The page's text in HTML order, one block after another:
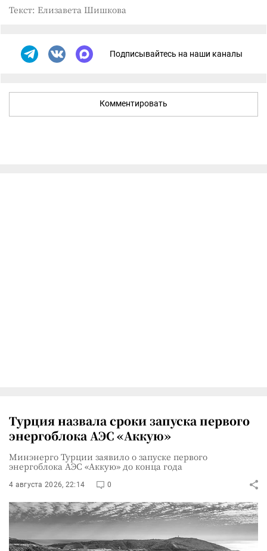
Текст: Елизавета Шишкова
Подписывайтесь на наши каналы
Комментировать
Турция назвала сроки запуска первого
энергоблока АЭС «Аккую»
Минэнерго Турции заявило о запуске первого
энергоблока АЭС «Аккую» до конца года
4 августа 2026, 22:14 0